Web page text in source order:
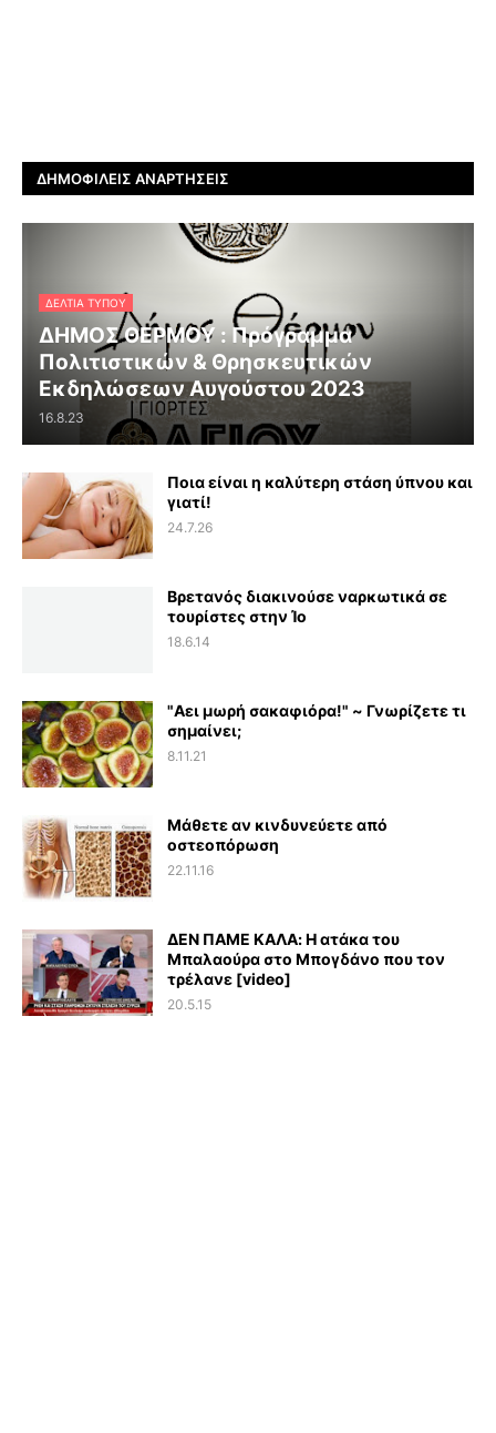
ΔΗΜΟΦΙΛΕΊΣ ΑΝΑΡΤΉΣΕΙΣ
ΔΕΛΤΊΑ ΤΎΠΟΥ
ΔΗΜΟΣ ΘΕΡΜΟΥ : Πρόγραμμα
Πολιτιστικών & Θρησκευτικών
Εκδηλώσεων Αυγούστου 2023
16.8.23
Ποια είναι η καλύτερη στάση ύπνου και
γιατί!
24.7.26
Βρετανός διακινούσε ναρκωτικά σε
τουρίστες στην Ίο
18.6.14
"Αει μωρή σακαφιόρα!" ~ Γνωρίζετε τι
σημαίνει;
8.11.21
Μάθετε αν κινδυνεύετε από
οστεοπόρωση
22.11.16
ΔΕΝ ΠΑΜΕ ΚΑΛΑ: Η ατάκα του
Μπαλαούρα στο Μπογδάνο που τον
τρέλανε [video]
20.5.15